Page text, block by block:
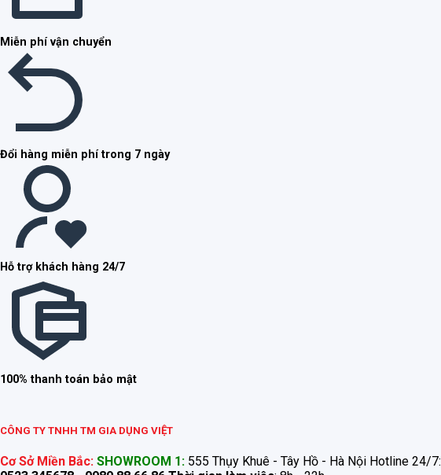
Miễn phí vận chuyển
Đổi hàng miễn phí trong 7 ngày
Hỗ trợ khách hàng 24/7
100% thanh toán bảo mật
CÔNG TY TNHH TM GIA DỤNG VIỆT
Cơ Sở Miền Bắc: SHOWROOM 1: 555 Thụy Khuê - Tây Hồ - Hà Nội Hotline 24/7: